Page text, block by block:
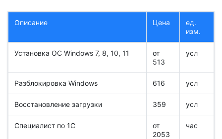
Описание Цена
ед.
изм.
Установка ОС Windows 7, 8, 10, 11
от
513
усл
Разблокировка Windows 616 усл
Восстановление загрузки 359 усл
Специалист по 1С
от
2053
час